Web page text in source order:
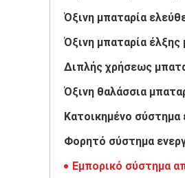
Όξινη μπαταρία
Διπλής χρήσεως